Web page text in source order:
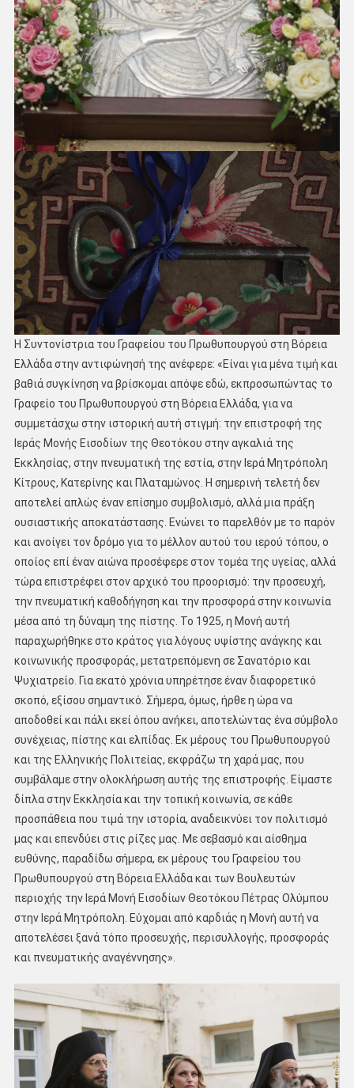
Η Συντονίστρια του Γραφείου του Πρωθυπουργού στη Βόρεια
Ελλάδα στην αντιφώνησή της ανέφερε: «Είναι για μένα τιμή και
βαθιά συγκίνηση να βρίσκομαι απόψε εδώ, εκπροσωπώντας το
Γραφείο του Πρωθυπουργού στη Βόρεια Ελλάδα, για να
συμμετάσχω στην ιστορική αυτή στιγμή: την επιστροφή της
Ιεράς Μονής Εισοδίων της Θεοτόκου στην αγκαλιά της
Εκκλησίας, στην πνευματική της εστία, στην Ιερά Μητρόπολη
Κίτρους, Κατερίνης και Πλαταμώνος. Η σημερινή τελετή δεν
αποτελεί απλώς έναν επίσημο συμβολισμό, αλλά μια πράξη
ουσιαστικής αποκατάστασης. Ενώνει το παρελθόν με το παρόν
και ανοίγει τον δρόμο για το μέλλον αυτού του ιερού τόπου, ο
οποίος επί έναν αιώνα προσέφερε στον τομέα της υγείας, αλλά
τώρα επιστρέφει στον αρχικό του προορισμό: την προσευχή,
την πνευματική καθοδήγηση και την προσφορά στην κοινωνία
μέσα από τη δύναμη της πίστης. Το 1925, η Μονή αυτή
παραχωρήθηκε στο κράτος για λόγους υψίστης ανάγκης και
κοινωνικής προσφοράς, μετατρεπόμενη σε Σανατόριο και
Ψυχιατρείο. Για εκατό χρόνια υπηρέτησε έναν διαφορετικό
σκοπό, εξίσου σημαντικό. Σήμερα, όμως, ήρθε η ώρα να
αποδοθεί και πάλι εκεί όπου ανήκει, αποτελώντας ένα σύμβολο
συνέχειας, πίστης και ελπίδας. Εκ μέρους του Πρωθυπουργού
και της Ελληνικής Πολιτείας, εκφράζω τη χαρά μας, που
συμβάλαμε στην ολοκλήρωση αυτής της επιστροφής. Είμαστε
δίπλα στην Εκκλησία και την τοπική κοινωνία, σε κάθε
προσπάθεια που τιμά την ιστορία, αναδεικνύει τον πολιτισμό
μας και επενδύει στις ρίζες μας. Με σεβασμό και αίσθημα
ευθύνης, παραδίδω σήμερα, εκ μέρους του Γραφείου του
Πρωθυπουργού στη Βόρεια Ελλάδα και των Βουλευτών
περιοχής την Ιερά Μονή Εισοδίων Θεοτόκου Πέτρας Ολύμπου
στην Ιερά Μητρόπολη. Εύχομαι από καρδιάς η Μονή αυτή να
αποτελέσει ξανά τόπο προσευχής, περισυλλογής, προσφοράς
και πνευματικής αναγέννησης».